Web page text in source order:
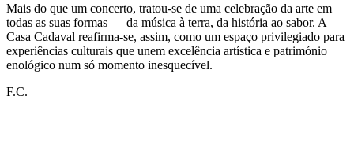
Mais do que um concerto, tratou-se de uma celebração da arte em
todas as suas formas — da música à terra, da história ao sabor. A
Casa Cadaval reafirma-se, assim, como um espaço privilegiado para
experiências culturais que unem excelência artística e património
enológico num só momento inesquecível.
F.C.